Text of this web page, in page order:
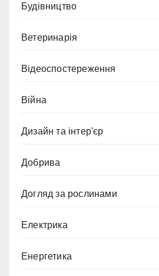
Будівництво
Ветеринарія
Відеоспостереження
Війна
Дизайн та інтер'єр
Добрива
Догляд за рослинами
Електрика
Енергетика